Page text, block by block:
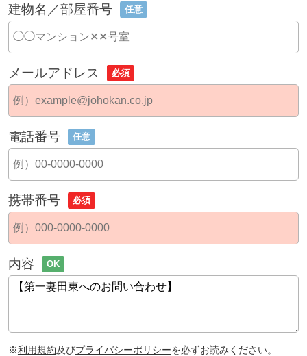
建物名／部屋番号 任意
メールアドレス 必須
電話番号 任意
携帯番号 必須
内容 OK
※利用規約及びプライバシーポリシーを必ずお読みください。